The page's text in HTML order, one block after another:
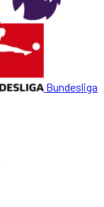
Bundesliga